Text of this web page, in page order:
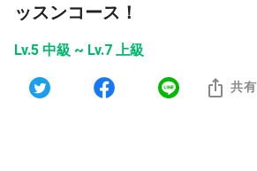
ッスンコース！
Lv.5 中級 ~ Lv.7 上級
共